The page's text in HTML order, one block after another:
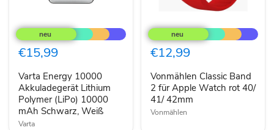
Energy
10000
Akkuladegerät
Lithium
(LiPo)
10000
mAh
Schwarz,
Weiß
€15,99
Varta Energy 10000
Akkuladegerät Lithium
Polymer (LiPo) 10000
mAh Schwarz, Weiß
Varta
Classic
Band
2
für
Watch
rot
40/
41/
42mm
€12,99
Vonmählen Classic Band
2 für Apple Watch rot 40/
41/ 42mm
Vonmählen